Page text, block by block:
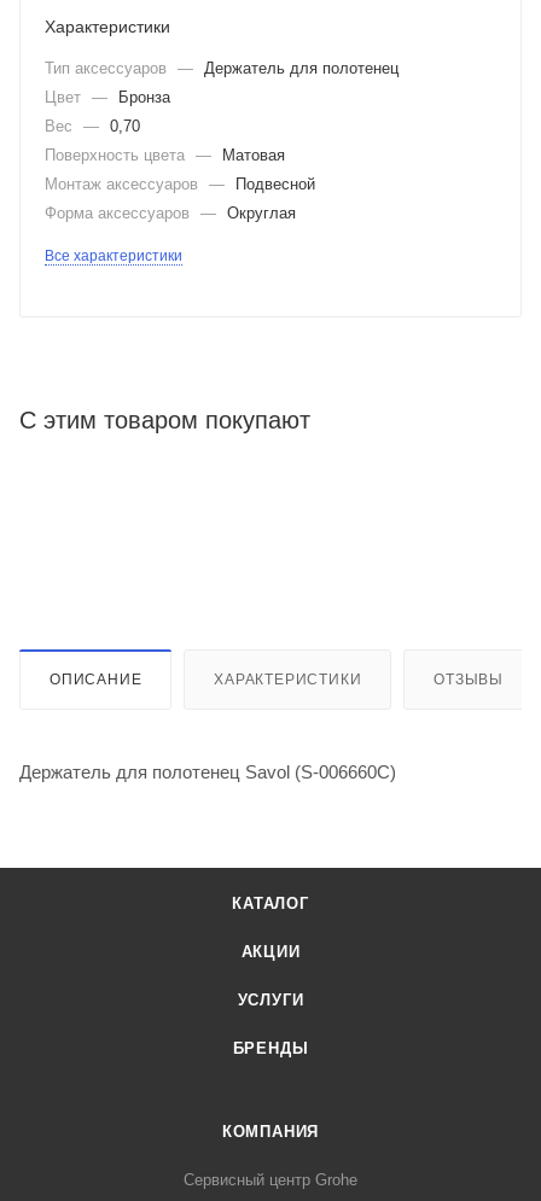
Характеристики
Тип аксессуаров — Держатель для полотенец
Цвет —
Бронза
Вес
— 0,70
Поверхность цвета —
Матовая
Монтаж аксессуаров
—
Подвесной
Форма аксессуаров
— Округлая
Все характеристики
С этим товаром покупают
ОПИСАНИЕ ХАРАКТЕРИСТИКИ ОТЗЫВЫ
Держатель для полотенец Savol (S-006660C)
КАТАЛОГ
АКЦИИ
УСЛУГИ
БРЕНДЫ
КОМПАНИЯ
Сервисный центр Grohe